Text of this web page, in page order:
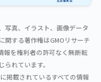
写真、イラスト、画像データ
関する著作権はGMOリサーチ
報を権利者の許可なく無断転
れています。
掲載されているすべての情報